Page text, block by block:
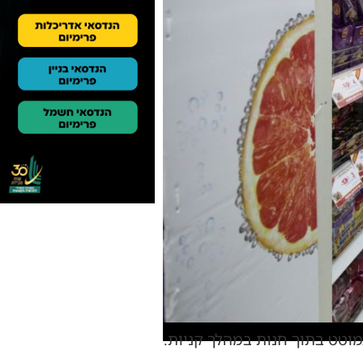
בתוך חנות במהלך קניות.